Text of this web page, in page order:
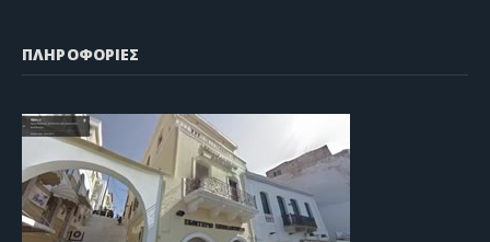
ΠΛΗΡΟΦΟΡΙΕΣ